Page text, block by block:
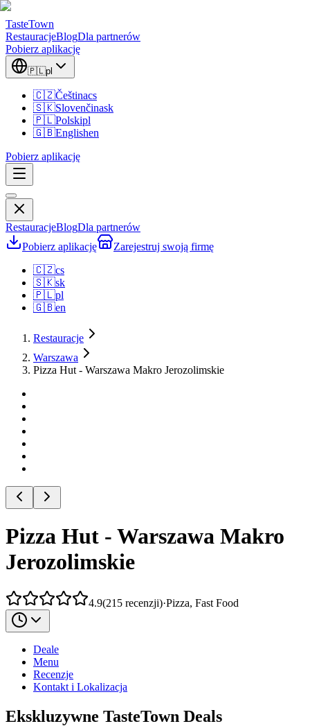
TasteTown
RestauracjeBlogDla partnerów
Pobierz aplikację
🇵🇱pl
🇨🇿Češtinacs
🇸🇰Slovenčinask
🇵🇱Polskipl
🇬🇧Englishen
Pobierz aplikację
RestauracjeBlogDla partnerów
Pobierz aplikację
Zarejestruj swoją firmę
🇨🇿cs
🇸🇰sk
🇵🇱pl
🇬🇧en
Restauracje
Warszawa
Pizza Hut - Warszawa Makro Jerozolimskie
Pizza Hut - Warszawa Makro
Jerozolimskie
4.9(215 recenzji)·Pizza, Fast Food
Deale
Menu
Recenzje
Kontakt i Lokalizacja
Ekskluzywne TasteTown Deals